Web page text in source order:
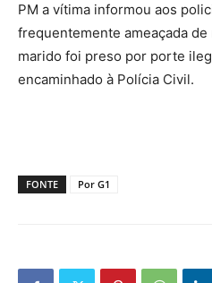
PM a vítima informou aos
frequentemente ameaçada
marido foi preso por porte
encaminhado à Polícia Civil.
FONTE Por G1